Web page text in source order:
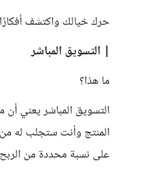
حرك خيالك واكتشف
| التسويق المباشر
ما هذا؟
التسويق المباشر يعني
المنتج وأنت ستجلب له
على نسبة محددة من